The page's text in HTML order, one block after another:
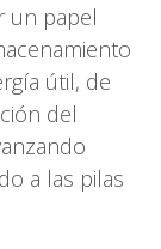
un papel
útil, de
del
a las pilas